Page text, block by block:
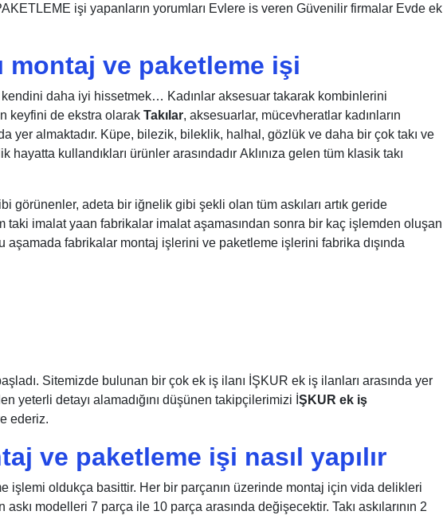
işi yapanların yorumları Evlere is veren Güvenilir firmalar Evde ek
montaj ve paketleme işi
kendini daha iyi hissetmek… Kadınlar aksesuar takarak kombinlerini
keyfini de ekstra olarak Takılar, aksesuarlar, mücevheratlar kadınların
yer almaktadır. Küpe, bilezik, bileklik, halhal, gözlük ve daha bir çok takı ve
hayatta kullandıkları ürünler arasındadır Aklınıza gelen tüm klasik takı
görünenler, adeta bir iğnelik gibi şekli olan tüm askıları artık geride
taki imalat yaan fabrikalar imalat aşamasından sonra bir kaç işlemden oluşan
aşamada fabrikalar montaj işlerini ve paketleme işlerini fabrika dışında
Sitemizde bulunan bir çok ek iş ilanı İŞKUR ek iş ilanları arasında yer
yeterli detayı alamadığını düşünen takipçilerimizi İ ŞKUR ek iş
ederiz.
ve paketleme işi nasıl yapılır
işlemi oldukça basittir. Her bir parçanın üzerinde montaj için vida delikleri
modelleri 7 parça ile 10 parça arasında değişecektir. Takı askılarının 2